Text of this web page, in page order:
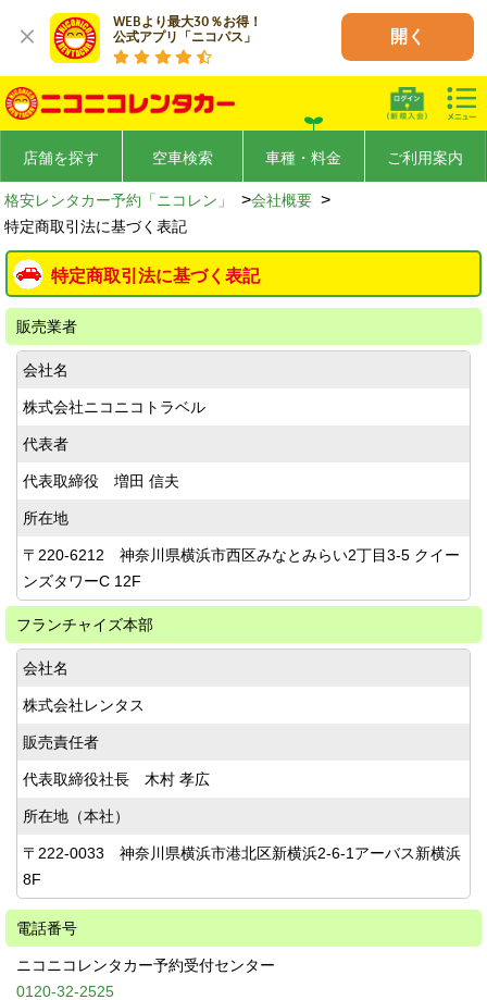
WEBより最大30％お得！
公式アプリ「ニコパス」
開く
店舗を探す 空車検索 車種・料金 ご利用案内
格安レンタカー予約「ニコレン」 >会社概要 >
特定商取引法に基づく表記
特定商取引法に基づく表記
販売業者
会社名
株式会社ニコニコトラベル
代表者
代表取締役 増田 信夫
所在地
〒220-6212 神奈川県横浜市西区みなとみらい2丁目3-5 クイー
ンズタワーC 12F
フランチャイズ本部
会社名
株式会社レンタス
販売責任者
代表取締役社⾧ 木村 孝広
所在地（本社）
〒222-0033 神奈川県横浜市港北区新横浜2-6-1アーバス新横浜
8F
電話番号
ニコニコレンタカー予約受付センター
0120-32-2525